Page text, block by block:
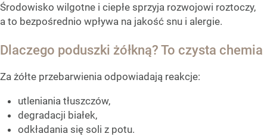
Środowisko wilgotne i ciepłe sprzyja rozwojowi roztoczy,
a to bezpośrednio wpływa na jakość snu i alergie.
Dlaczego poduszki żółkną? To czysta chemia
Za żółte przebarwienia odpowiadają reakcje:
utleniania tłuszczów,
degradacji białek,
odkładania się soli z potu.